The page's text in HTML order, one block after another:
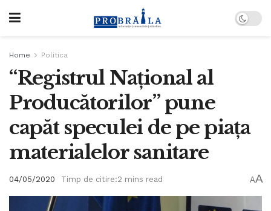
Home Politica
“Registrul Național al
Producătorilor” pune
capăt speculei de pe piața
materialelor sanitare
04/05/2020 Timp de citire:2 mins read AA